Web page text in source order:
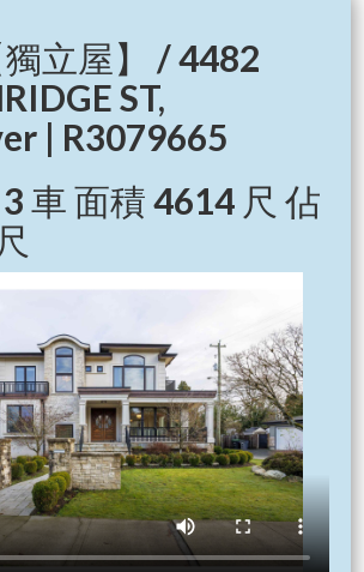
立屋】 / 4482
ST,
| R3079665
車 面積 4614 尺 佔